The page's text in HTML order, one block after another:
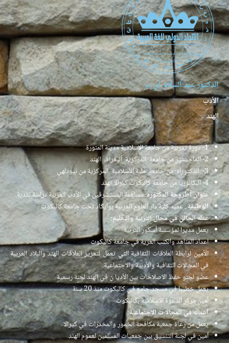
الدكتور عبد السلام اي ب
الأدب
الهند
1- دورة تدربية من جامعة الاسلامية مدينة المنورة
2- الماجستير من جامعة المركزية أليغراة، الهند
3- الدكتوراه: من جامعة ملية الاسلامية المركزية من نيودلهي
4- البكالوريا من جامعة كاليكوت كيرالا الهند
عنوان أطروحة الدكتوره: مساهمة المستشرقين في الأدب العربية دراسة نقدية
الوطيفة: عميد كلية دار العلوم العربية بوايكاد تحت جامعة كاليكوت
عمله الحالي في مجال التربية والتعليم:
يعمل مديرا لمؤسسة أسكور التربية
اعداد المناهد والكتب العرية في جامعة كاليكوت
الأمين لرابطة العلاقات الثقافية التي تعمل لتعزيز العلاقات الهند والبلاد العربية
في المجالات الثقافية والأدبية والاجتماعية.
عضو لجنو حفظ الاصلاحات بين الأديا ن في الهند لجنة رسمية
يعمل خطيبا في مسجد جامع في كاليكوت منذ 20 سنة
أمين مركز الدعوة الاسلامية بكاليكوت
أعماله في المجالا ت الاجتماعية:
يعمل من رعاة جمعية مكافحة الخمور والمخدرات في كيرالا
أمين في لجنة التنسيق بين جمعيات المسلمين لعموم الهند